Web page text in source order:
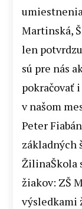
Martinská,
len
sú pre nás
pokračovať
v našom
Peter
základných
ŽilinaŠkola
žiakov: ZŠ
výsledkami